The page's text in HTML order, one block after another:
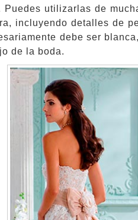
Puedes utilizarlas de
incluyendo detalles de
debe ser
de la boda.